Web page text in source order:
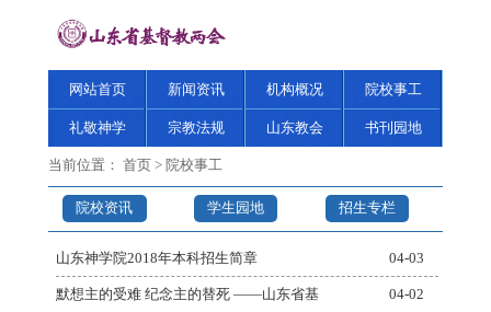
网站首页 新闻资讯 机构概况 院校事工
礼敬神学 宗教法规 山东教会 书刊园地
当前位置： 首页 > 院校事工
院校资讯 学生园地 招生专栏
山东神学院2018年本科招生简章 04-03
默想主的受难 纪念主的替死 ——山东省基 04-02